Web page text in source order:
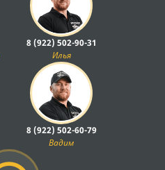
8 (922) 502-90-31
Илья
8 (922) 502-60-79
Вадим